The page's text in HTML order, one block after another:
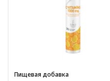
Пищевая добавка